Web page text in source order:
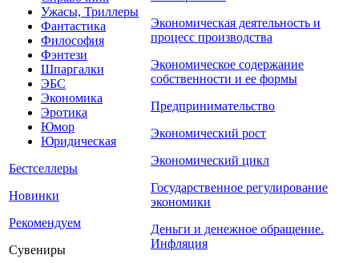
Ужасы, Триллеры
Фантастика
Философия
Фэнтези
Шпаргалки
ЭБС
Экономика
Эротика
Юмор
Юридическая
Бестселлеры
Новинки
Рекомендуем
Сувениры
Экономическая деятельность и
процесс производства
Экономическое содержание
собственности и ее формы
Предпринимательство
Экономический рост
Экономический цикл
Государственное регулирование
экономики
Деньги и денежное обращение.
Инфляция